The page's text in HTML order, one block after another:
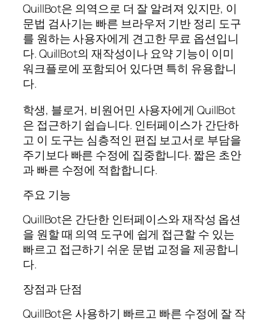
QuillBot은 의역으로 더 잘 알려져 있지만, 이
문법 검사기는 빠른 브라우저 기반 정리 도구
를 원하는 사용자에게 견고한 무료 옵션입니
다. QuillBot의 재작성이나 요약 기능이 이미
워크플로에 포함되어 있다면 특히 유용합니
다.
학생, 블로거, 비원어민 사용자에게 QuillBot
은 접근하기 쉽습니다. 인터페이스가 간단하
고 이 도구는 심층적인 편집 보고서로 부담을
주기보다 빠른 수정에 집중합니다. 짧은 초안
과 빠른 수정에 적합합니다.
주요 기능
QuillBot은 간단한 인터페이스와 재작성 옵션
을 원할 때 의역 도구에 쉽게 접근할 수 있는
빠르고 접근하기 쉬운 문법 교정을 제공합니
다.
장점과 단점
QuillBot은 사용하기 빠르고 빠른 수정에 잘 작